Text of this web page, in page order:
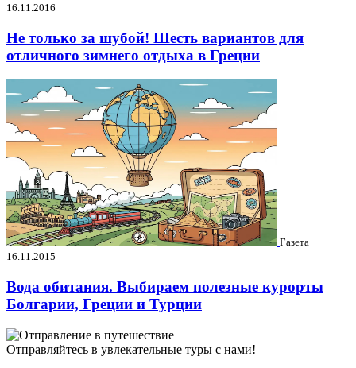
16.11.2016
Не только за шубой! Шесть вариантов для
отличного зимнего отдыха в Греции
Газета
16.11.2015
Вода обитания. Выбираем полезные курорты
Болгарии, Греции и Турции
Отправляйтесь в увлекательные туры с нами!